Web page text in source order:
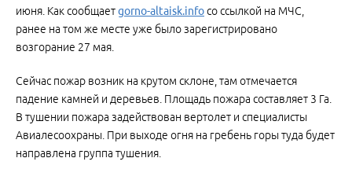
июня. Как сообщаетgorno-altaisk.infoсо ссылкой на МЧС,
ранее на том же месте уже было зарегистрировано
возгорание 27 мая.
Сейчас пожар возник на крутом склоне, там отмечается
падение камней и деревьев. Площадь пожара составляет 3 Га.
В тушении пожара задействован вертолет и специалисты
Авиалесоохраны. При выходе огня на гребень горы туда будет
направлена группа тушения.